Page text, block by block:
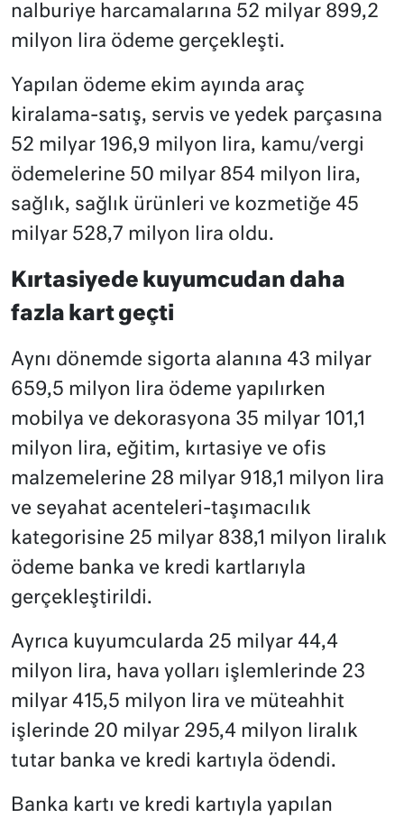
nalburiye harcamalarına 52 milyar 899,2
milyon lira ödeme gerçekleşti.
Yapılan ödeme ekim ayında araç
kiralama-satış, servis ve yedek parçasına
52 milyar 196,9 milyon lira, kamu/vergi
ödemelerine 50 milyar 854 milyon lira,
sağlık, sağlık ürünleri ve kozmetiğe 45
milyar 528,7 milyon lira oldu.
Kırtasiyede kuyumcudan daha
fazla kart geçti
Aynı dönemde sigorta alanına 43 milyar
659,5 milyon lira ödeme yapılırken
mobilya ve dekorasyona 35 milyar 101,1
milyon lira, eğitim, kırtasiye ve ofis
malzemelerine 28 milyar 918,1 milyon lira
ve seyahat acenteleri-taşımacılık
kategorisine 25 milyar 838,1 milyon liralık
ödeme banka ve kredi kartlarıyla
gerçekleştirildi.
Ayrıca kuyumcularda 25 milyar 44,4
milyon lira, hava yolları işlemlerinde 23
milyar 415,5 milyon lira ve müteahhit
işlerinde 20 milyar 295,4 milyon liralık
tutar banka ve kredi kartıyla ödendi.
Banka kartı ve kredi kartıyla yapılan